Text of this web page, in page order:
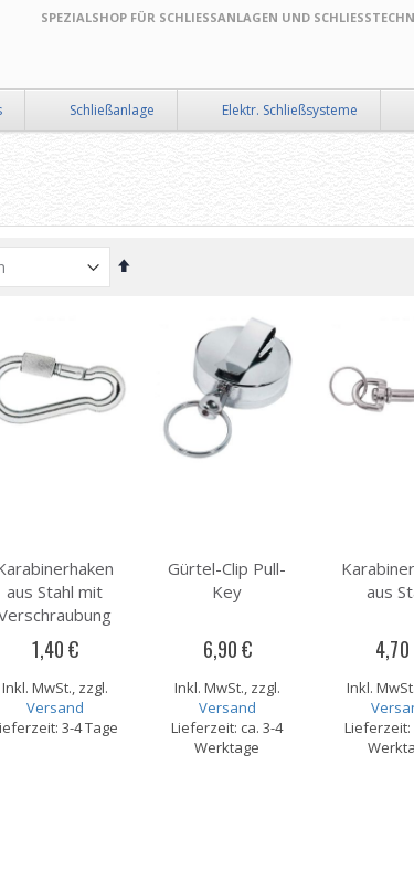
SPEZIALSHOP FÜR SCHLIESSANLAGEN UND
Schließanlage Elektr. Schließsysteme
In
aus Stahl mit
1,40 €
Inkl. MwSt., zzgl.
Versand
3-4 Tage
Gürtel-Clip Pull-
Key
6,90 €
Inkl. MwSt., zzgl.
Versand
Lieferzeit: ca. 3-4
Werktage
aus
Inkl.
Lieferzeit: